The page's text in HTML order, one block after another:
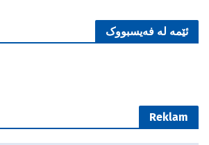
ئێمە لە فەیسبووک
Reklam